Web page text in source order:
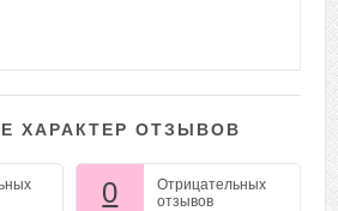
ХАРАКТЕР ОТЗЫВОВ
0
Отрицательных
отзывов